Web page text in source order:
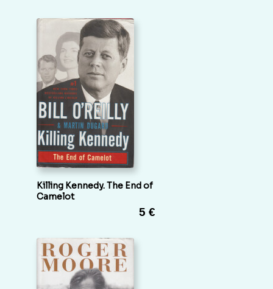
Killing Kennedy. The End of
Camelot
5 €